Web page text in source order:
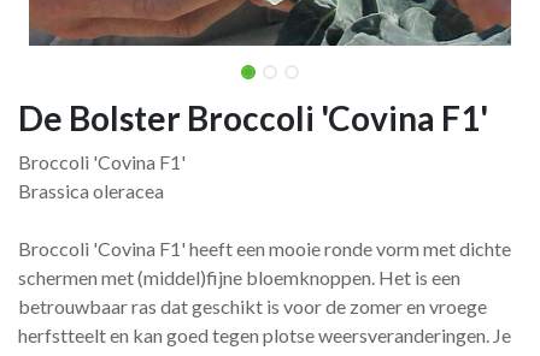
De Bolster Broccoli 'Covina F1'
Broccoli 'Covina F1'
Brassica oleracea
Broccoli 'Covina F1' heeft een mooie ronde vorm met dichte
schermen met (middel)fijne bloemknoppen. Het is een
betrouwbaar ras dat geschikt is voor de zomer en vroege
herfstteelt en kan goed tegen plotse weersveranderingen. Je